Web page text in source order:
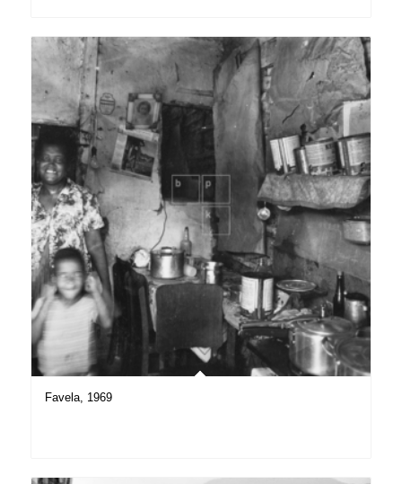
Favela, 1969